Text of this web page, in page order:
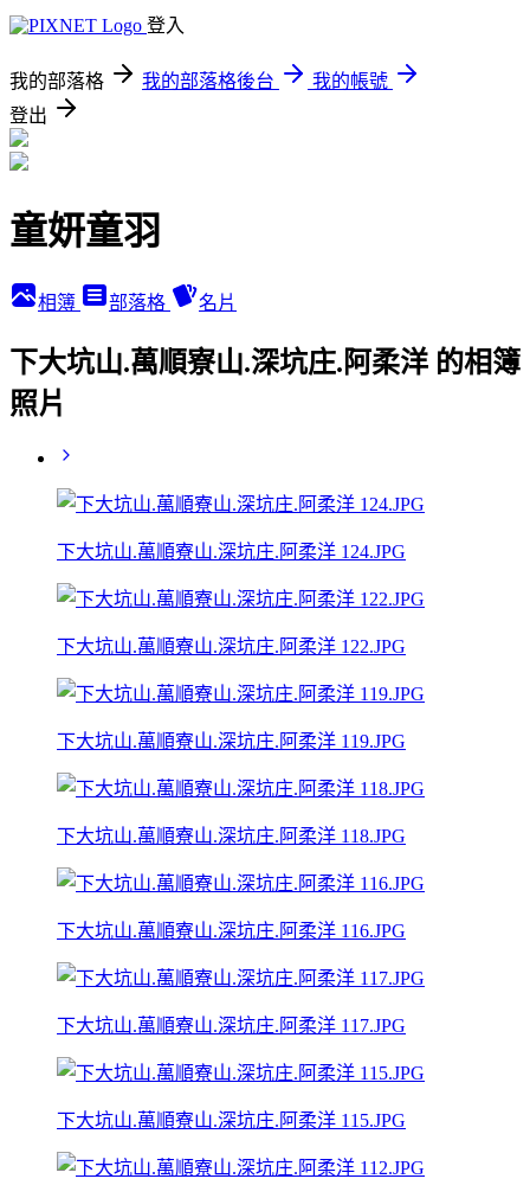
登入
我的部落格 我的部落格後台
我的帳號
登出
童妍童羽
相簿 部落格 名片
下大坑山.萬順寮山.深坑庄.阿柔洋 的相簿
照片
下大坑山.萬順寮山.深坑庄.阿柔洋 124.JPG
下大坑山.萬順寮山.深坑庄.阿柔洋 122.JPG
下大坑山.萬順寮山.深坑庄.阿柔洋 119.JPG
下大坑山.萬順寮山.深坑庄.阿柔洋 118.JPG
下大坑山.萬順寮山.深坑庄.阿柔洋 116.JPG
下大坑山.萬順寮山.深坑庄.阿柔洋 117.JPG
下大坑山.萬順寮山.深坑庄.阿柔洋 115.JPG